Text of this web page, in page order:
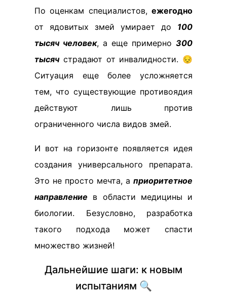
По оценкам специалистов, ежегодно
от ядовитых змей умирает до 100
тысяч человек, а еще примерно 300
тысячстрадают от инвалидности. 😔
Ситуация еще более усложняется
тем, что существующие противоядия
действуют лишь против
ограниченного числа видов змей.
И вот на горизонте появляется идея
создания универсального препарата.
Это не просто мечта, а приоритетное
направление в области медицины и
биологии. Безусловно, разработка
такого подхода может спасти
множество жизней!
Дальнейшие шаги: к новым
испытаниям 🔍